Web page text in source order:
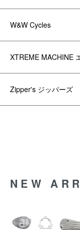
W&W Cycles
XTREME MACHINE
Zipper's ジッパーズ
NEW